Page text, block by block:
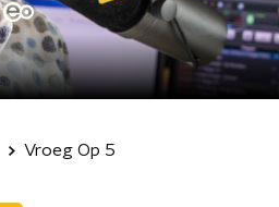
Vroeg Op 5